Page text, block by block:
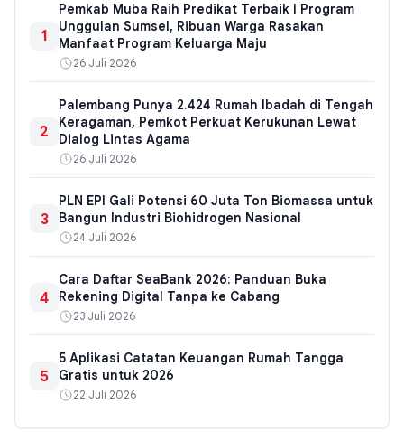
1
Pemkab Muba Raih Predikat Terbaik I Program
Unggulan Sumsel, Ribuan Warga Rasakan
Manfaat Program Keluarga Maju
26 Juli 2026
2
Palembang Punya 2.424 Rumah Ibadah di Tengah
Keragaman, Pemkot Perkuat Kerukunan Lewat
Dialog Lintas Agama
26 Juli 2026
3
PLN EPI Gali Potensi 60 Juta Ton Biomassa untuk
Bangun Industri Biohidrogen Nasional
24 Juli 2026
4
Cara Daftar SeaBank 2026: Panduan Buka
Rekening Digital Tanpa ke Cabang
23 Juli 2026
5
5 Aplikasi Catatan Keuangan Rumah Tangga
Gratis untuk 2026
22 Juli 2026